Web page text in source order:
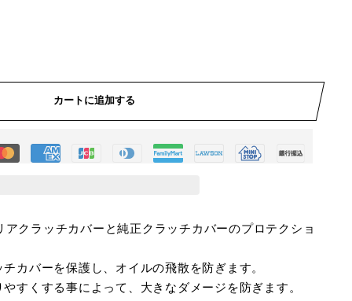
カートに追加する
アクラッチカバーと純正クラッチカバーのプロテクショ
カバーを保護し、オイルの飛散を防ぎます。
すくする事によって、大きなダメージを防ぎます。